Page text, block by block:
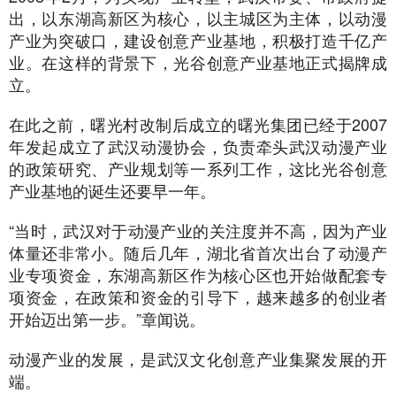
出，以东湖高新区为核心，以主城区为主体，以动漫
产业为突破口，建设创意产业基地，积极打造千亿产
业。在这样的背景下，光谷创意产业基地正式揭牌成
立。
在此之前，曙光村改制后成立的曙光集团已经于2007
年发起成立了武汉动漫协会，负责牵头武汉动漫产业
的政策研究、产业规划等一系列工作，这比光谷创意
产业基地的诞生还要早一年。
“当时，武汉对于动漫产业的关注度并不高，因为产业
体量还非常小。随后几年，湖北省首次出台了动漫产
业专项资金，东湖高新区作为核心区也开始做配套专
项资金，在政策和资金的引导下，越来越多的创业者
开始迈出第一步。”章闻说。
动漫产业的发展，是武汉文化创意产业集聚发展的开
端。